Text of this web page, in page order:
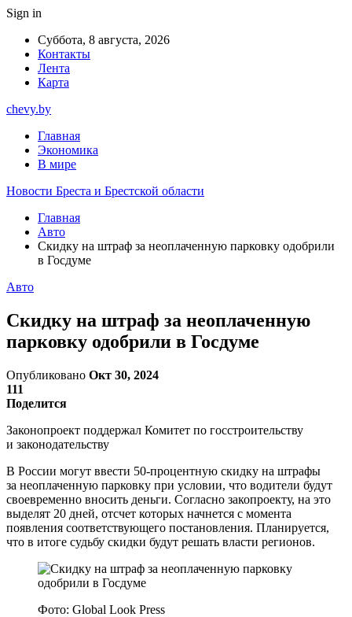
Sign in
Суббота, 8 августа, 2026
Контакты
Лента
Карта
chevy.by
Главная
Экономика
В мире
Новости Бреста и Брестской области
Главная
Авто
Скидку на штраф за неоплаченную парковку одобрили
в Госдуме
Авто
Скидку на штраф за неоплаченную
парковку одобрили в Госдуме
Опубликовано Окт 30, 2024
111
Поделится
Законопроект поддержал Комитет по госстроительству
и законодательству
В России могут ввести 50-процентную скидку на штрафы
за неоплаченную парковку при условии, что водители будут
своевременно вносить деньги. Согласно закопроекту, на это
выделят 20 дней, отсчет которых начнется с момента
появления соответствующего постановления. Планируется,
что в итоге судьбу скидки будут решать власти регионов.
Фото: Global Look Press